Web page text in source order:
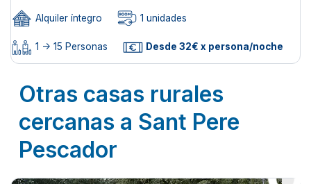
Alquiler íntegro 1 unidades
1 -> 15 Personas Desde 32€ x persona/noche
Otras casas rurales
cercanas a Sant Pere
Pescador